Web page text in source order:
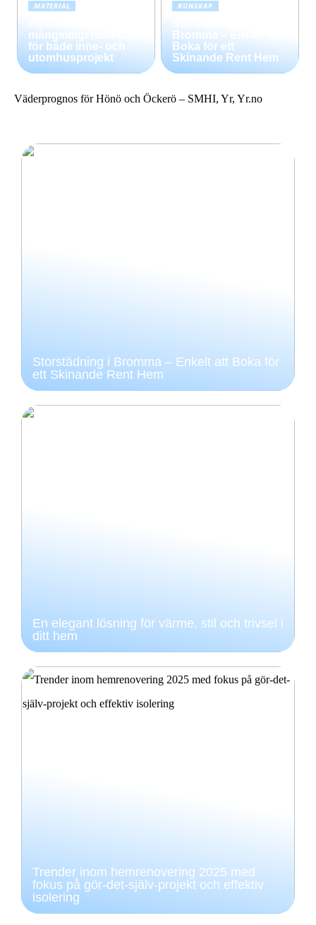
MATERIAL
mångsidigt material
för både inne- och
utomhusprojekt
KUNSKAP
Bromma – Enkelt att
Boka för ett
Skinande Rent Hem
Väderprognos för Hönö och Öckerö – SMHI, Yr, Yr.no
Storstädning i Bromma – Enkelt att Boka för
ett Skinande Rent Hem
En elegant lösning för värme, stil och trivsel i
ditt hem
Trender inom hemrenovering 2025 med
fokus på gör-det-själv-projekt och effektiv
isolering